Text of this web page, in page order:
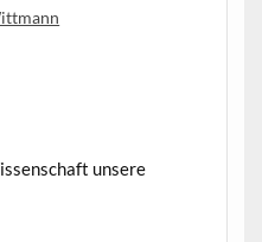
unsere